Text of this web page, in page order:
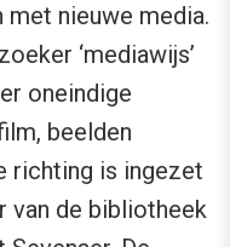
nieuwe media.
‘mediawijs’
oneindige
beelden
richting is ingezet
van de bibliotheek